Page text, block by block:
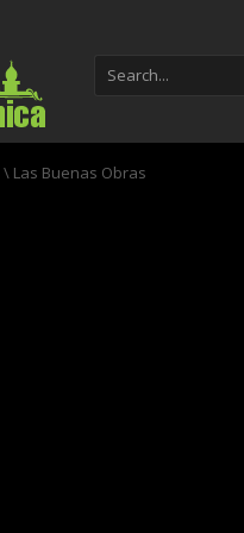
\ Las Buenas Obras